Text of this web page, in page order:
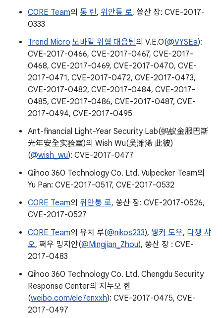
C0RE Team의 통 린, 위안퉁 로, 쑹산 장: CVE-2017-
0333
Trend Micro 모바일 위협 대응팀의 V.E.O(@VYSEa):
CVE-2017-0466, CVE-2017-0467, CVE-2017-
0468, CVE-2017-0469, CVE-2017-0470, CVE-
2017-0471, CVE-2017-0472, CVE-2017-0473,
CVE-2017-0482, CVE-2017-0484, CVE-2017-
0485, CVE-2017-0486, CVE-2017-0487, CVE-
2017-0494, CVE-2017-0495
Ant-financial Light-Year Security Lab(蚂蚁金服巴斯
光年安全实验室)의 Wish Wu(吴潍浠 此彼)
(@wish_wu): CVE-2017-0477
Qihoo 360 Technology Co. Ltd. Vulpecker Team의
Yu Pan: CVE-2017-0517, CVE-2017-0532
C0RE Team의 위안퉁 로, 쑹산 장: CVE-2017-0526,
CVE-2017-0527
C0RE Team의 유치 루(@nikos233), 웡커 도우, 다쳉 샤
오, 쩌우 밍지안(@Mingjian_Zhou), 쑹산 장 : CVE-
2017-0483
Qihoo 360 Technology Co. Ltd. Chengdu Security
Response Center의 지누오 한
(weibo.com/ele7enxxh): CVE-2017-0475, CVE-
2017-0497